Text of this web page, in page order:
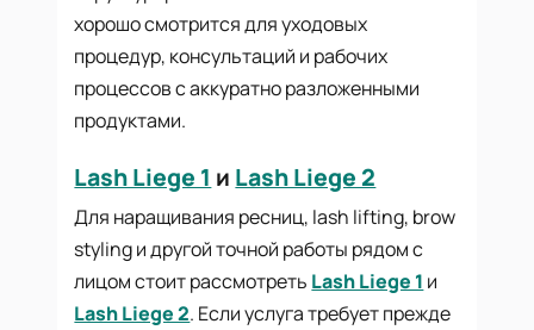
хорошо смотрится для уходовых
процедур, консультаций и рабочих
процессов с аккуратно разложенными
продуктами.
Lash Liege 1 и Lash Liege 2
Для наращивания ресниц, lash lifting, brow
styling и другой точной работы рядом с
лицом стоит рассмотреть Lash Liege 1 и
Lash Liege 2. Если услуга требует прежде